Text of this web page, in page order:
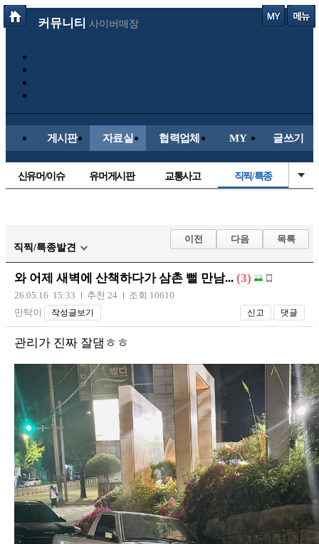
커뮤니티 사이버매장
게시판 자료실 협력업체 MY 글쓰기
신유머/이슈 유머게시판 교통사고 직찍/특종
자유사진 군사/무기
트럭/버스 항공/해운/철도
장착시공사진
직찍/특종발견
이전 다음 목록
와 어제 새벽에 산책하다가 삼촌 뻘 만남... (3)
26.05.16 15:33 추천 24
조회 10610
만탁이
작성글보기 신고 댓글
관리가 진짜 잘댐ㅎㅎ